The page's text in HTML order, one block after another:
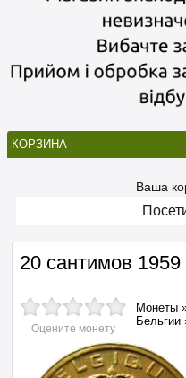
КОРЗИНА
Ваша
20 сантимов 1959
Оцените монету
Монеты
Бельгии